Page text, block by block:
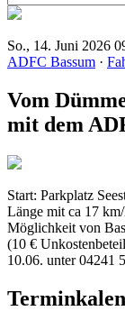
So., 14. Juni 2026
ADFC Bassum ·
Vom
mit dem
Start: Parkplatz
Länge mit ca 17
Möglichkeit von
(10 €
10.06. unter 04241